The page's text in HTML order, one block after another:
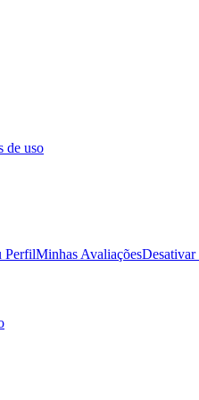
de uso
PerfilMinhas AvaliaçõesDesativar